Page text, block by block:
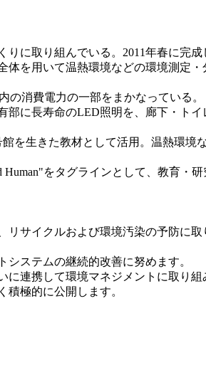
に取り組んでいる。2011年春に完
を用いて温熱環境などの環境測定
消費電力の一部をまかなっている。
に長寿命のLED照明を、廊下・ト
を生きた教材として活用。温熱環境
をタグラインとして、教育・
サイクルおよび環境汚染の予防に取
ステムの継続的改善に努めます。
連携して環境マネジメントに取り組
極的に公開します。